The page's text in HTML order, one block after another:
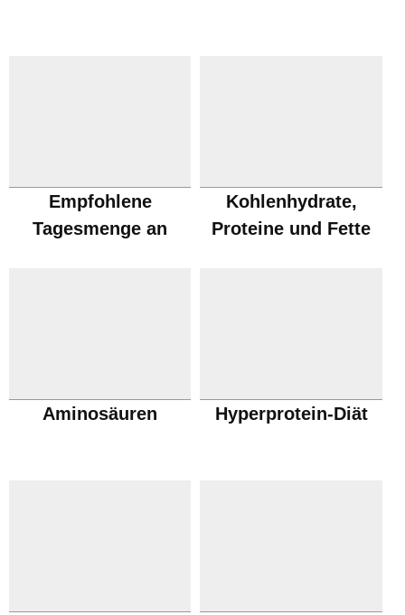
Empfohlene
Tagesmenge an
Kohlenhydrate,
Proteine und Fette
Aminosäuren Hyperprotein-Diät